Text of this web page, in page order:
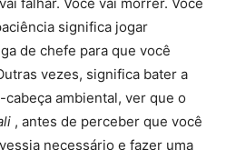
significa jogar
de chefe para que você
vezes, significa bater a
ambiental, ver que o
, antes de perceber que você
necessário e fazer uma